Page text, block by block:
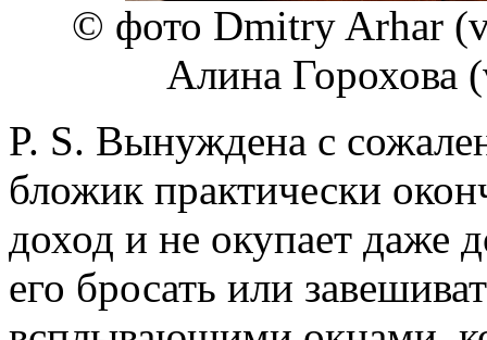
© фото Dmitry Arhar
Алина Горохова
P. S. Вынуждена с
бложик практически
доход и не окупает даже
его бросать или